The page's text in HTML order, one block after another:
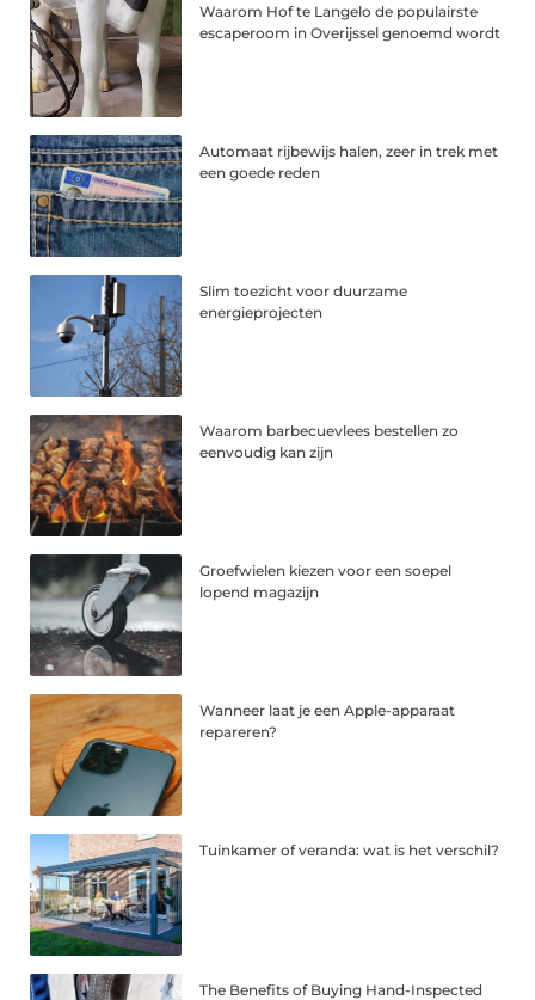
Waarom Hof te Langelo de populairste
escaperoom in Overijssel genoemd wordt
Automaat rijbewijs halen, zeer in trek met
een goede reden
Slim toezicht voor duurzame
energieprojecten
Waarom barbecuevlees bestellen zo
eenvoudig kan zijn
Groefwielen kiezen voor een soepel
lopend magazijn
Wanneer laat je een Apple-apparaat
repareren?
Tuinkamer of veranda: wat is het verschil?
The Benefits of Buying Hand-Inspected